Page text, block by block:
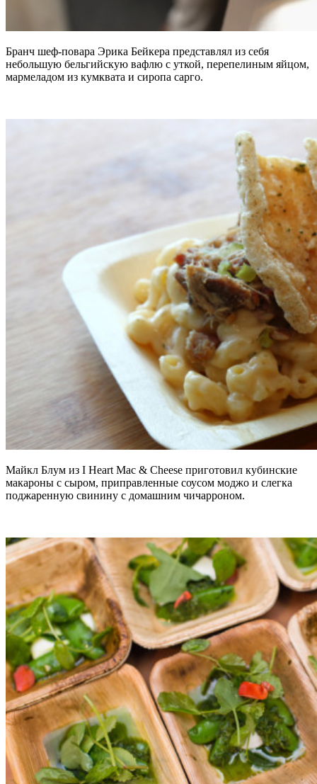
Бранч шеф-повара Эрика Бейкера представлял из себя
небольшую бельгийскую вафлю с уткой, перепелиным яйцом,
мармеладом из кумквата и сиропа сарго.
Майкл Блум из I Heart Mac & Cheese приготовил кубинские
макароны с сыром, приправленные соусом моджо и слегка
поджаренную свинину с домашним чичарроном.